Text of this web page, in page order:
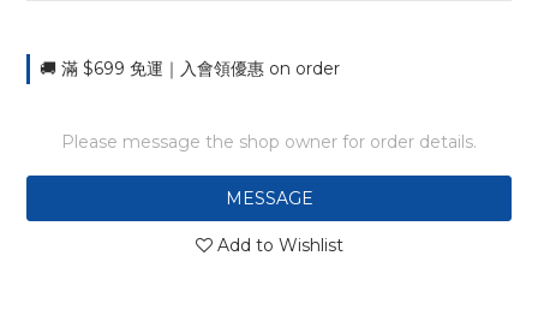
🚚 滿 $699 免運｜入會領優惠 on order
Please message the shop owner for order details.
MESSAGE
Add to Wishlist